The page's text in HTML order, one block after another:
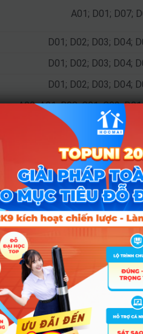
A01; D01; D07;
D01; D02; D03; D04;
D01; D02; D03; D04;
D01; D02; D03; D04;
A00; A01; B08; C01; C02;
A01; B08; D01;
A00; A01; C01; C02; D01;
A00; A01; B08; C01; C02;
A01; B08; D01; D07; D09;
A00; A01; C01; C02; D01;
A01; D01; D07;
A00; A01; C01; C02; D01;